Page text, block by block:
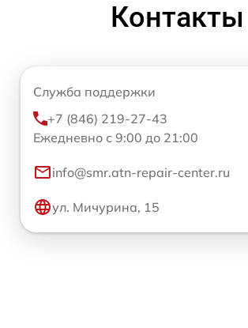
Контакты
Служба поддержки
+7 (846) 219-27-43
Ежедневно с 9:00 до 21:00
info@smr.atn-repair-center.ru
ул. Мичурина, 15